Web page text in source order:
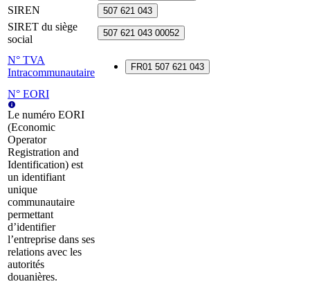
SIREN 507 621 043
SIRET du siège
social
507 621 043 00052
N° TVA
Intracommunautaire
FR01 507 621 043
N° EORI
Le numéro EORI
(Economic
Operator
Registration and
Identification) est
un identifiant
unique
communautaire
permettant
d’identifier
l’entreprise dans ses
relations avec les
autorités
douanières.